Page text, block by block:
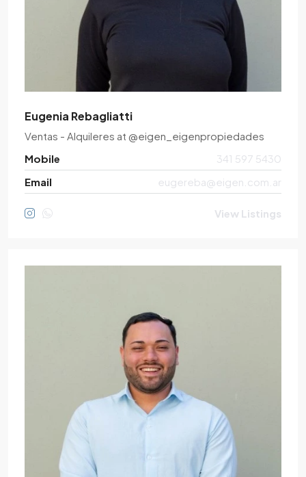
Eugenia Rebagliatti
Ventas - Alquileres at @eigen_eigenpropiedades
Mobile
341 597 5430
Email
eugereba@eigen.com.ar
View Listings